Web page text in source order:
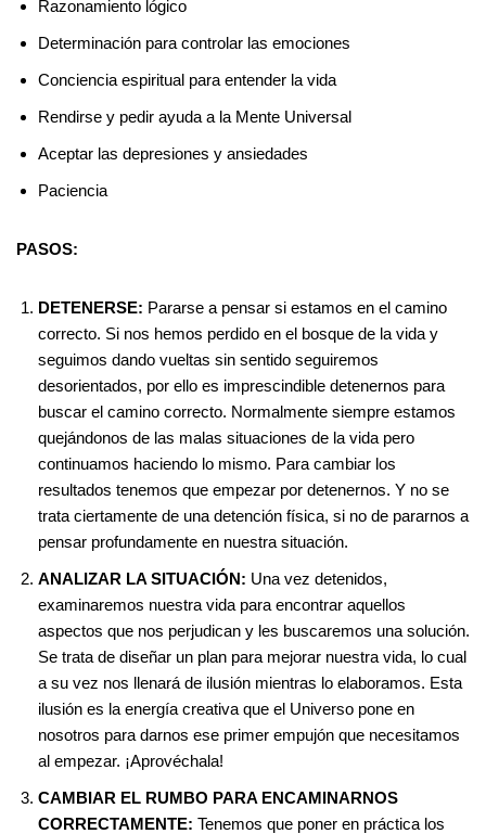
Razonamiento lógico
Determinación para controlar las emociones
Conciencia espiritual para entender la vida
Rendirse y pedir ayuda a la Mente Universal
Aceptar las depresiones y ansiedades
Paciencia
PASOS:
DETENERSE: Pararse a pensar si estamos en el camino
correcto. Si nos hemos perdido en el bosque de la vida y
seguimos dando vueltas sin sentido seguiremos
desorientados, por ello es imprescindible detenernos para
buscar el camino correcto. Normalmente siempre estamos
quejándonos de las malas situaciones de la vida pero
continuamos haciendo lo mismo. Para cambiar los
resultados tenemos que empezar por detenernos. Y no se
trata ciertamente de una detención física, si no de pararnos a
pensar profundamente en nuestra situación.
ANALIZAR LA SITUACIÓN: Una vez detenidos,
examinaremos nuestra vida para encontrar aquellos
aspectos que nos perjudican y les buscaremos una solución.
Se trata de diseñar un plan para mejorar nuestra vida, lo cual
a su vez nos llenará de ilusión mientras lo elaboramos. Esta
ilusión es la energía creativa que el Universo pone en
nosotros para darnos ese primer empujón que necesitamos
al empezar. ¡Aprovéchala!
CAMBIAR EL RUMBO PARA ENCAMINARNOS
CORRECTAMENTE: Tenemos que poner en práctica los